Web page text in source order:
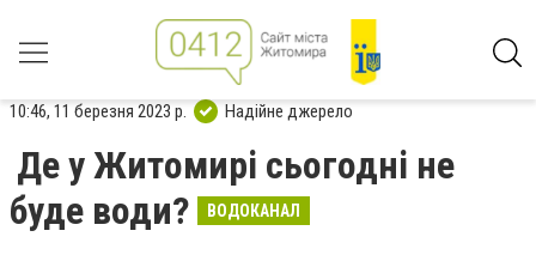
10:46, 11 березня 2023 р. Надійне джерело
Де у Житомирі сьогодні не
буде води?
ВОДОКАНАЛ